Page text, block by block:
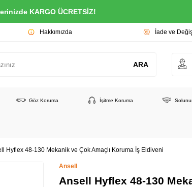
KARGO ÜCRETSİZ!
Hakkımızda İade ve
ARA
Göz Koruma İşitme Koruma
Hyflex 48-130 Mekanik ve Çok Amaçlı Koruma İş Eldiveni
Ansell
Ansell Hyflex 48-130